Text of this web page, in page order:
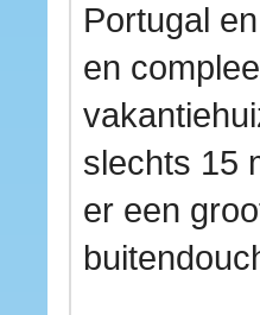
Portugal
en
slechts 15
er een